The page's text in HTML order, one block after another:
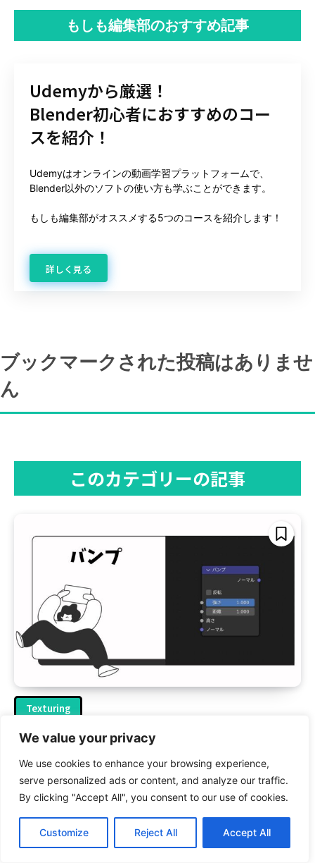
We value your privacy
We use cookies to enhance your browsing experience,
serve personalized ads or content, and analyze our traffic.
By clicking "Accept All", you consent to our use of cookies.
Customize Reject All Accept All
もしも編集部のおすすめ記事
Udemyから厳選！
Blender初心者におすすめのコー
スを紹介！
Udemyはオンラインの動画学習プラットフォームで、
Blender以外のソフトの使い方も学ぶことができます。
もしも編集部がオススメする5つのコースを紹介します！
詳しく見る
ブックマークされた投稿はありませ
ん
このカテゴリーの記事
Texturing
バンプマップで凸凹の質感を表現！初心者向けに